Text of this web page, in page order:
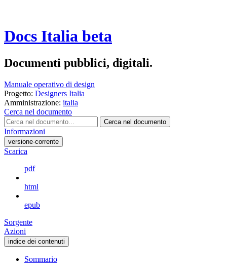
Docs Italia beta
Documenti pubblici, digitali.
Manuale operativo di design
Progetto: Designers Italia
Amministrazione: italia
Cerca nel documento
Cerca nel documento
Informazioni
versione-corrente
Scarica
pdf
html
epub
Sorgente
Azioni
indice dei contenuti
Sommario